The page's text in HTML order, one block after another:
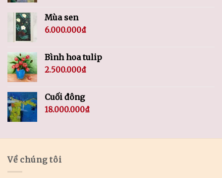
Mùa sen
6.000.000₫
Bình hoa tulip
2.500.000₫
Cuối đông
18.000.000₫
Về chúng tôi